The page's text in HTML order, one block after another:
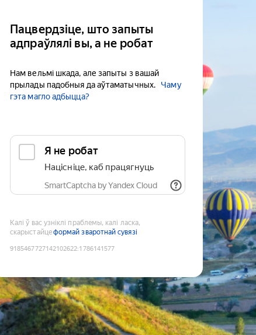
Пацвердзіце, што запыты
адпраўлялі вы, а не робат
Нам вельмі шкада, але запыты з вашай
прылады падобныя да аўтаматычных.
Чаму
гэта магло адбыцца?
Я не робат
Націсніце, каб працягнуць
SmartCaptcha by Yandex Cloud
Калі ў вас узніклі праблемы, калі ласка,
скарыстайцеформай зваротнай сувязі
9185467727142102622:1786141577